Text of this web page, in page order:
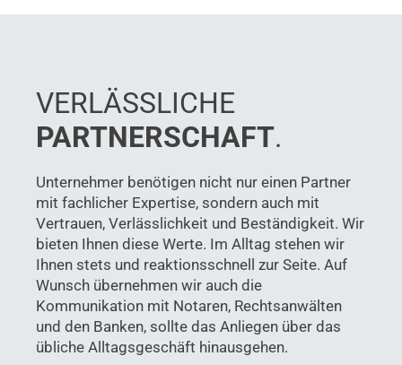
VERLÄSSLICHE
PARTNERSCHAFT.
Unternehmer benötigen nicht nur einen Partner
mit fachlicher Expertise, sondern auch mit
Vertrauen, Verlässlichkeit und Beständigkeit. Wir
bieten Ihnen diese Werte. Im Alltag stehen wir
Ihnen stets und reaktionsschnell zur Seite. Auf
Wunsch übernehmen wir auch die
Kommunikation mit Notaren, Rechtsanwälten
und den Banken, sollte das Anliegen über das
übliche Alltagsgeschäft hinausgehen.